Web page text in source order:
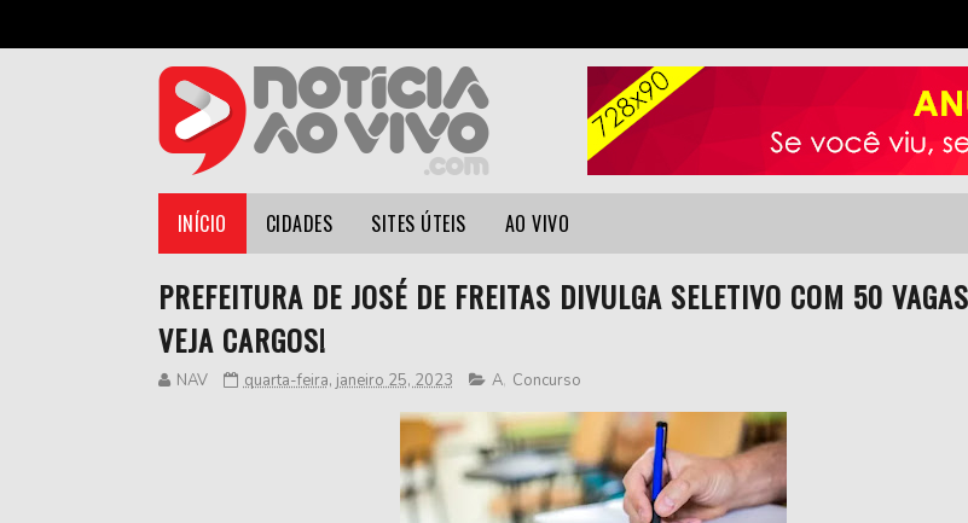
INÍCIO CIDADES SITES ÚTEIS AO VIVO
PREFEITURA DE JOSÉ DE FREITAS DIVULGA SELETIVO COM 50
VEJA CARGOS!
NAV quarta-feira, janeiro 25, 2023 A, Concurso